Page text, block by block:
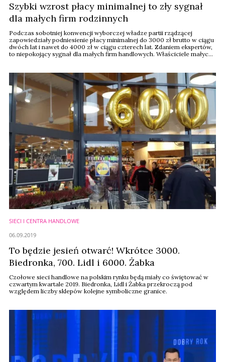
Szybki wzrost płacy minimalnej to zły sygnał
dla małych firm rodzinnych
Podczas sobotniej konwencji wyborczej władze partii rządzącej
zapowiedziały podniesienie płacy minimalnej do 3000 zł brutto w ciągu
dwóch lat i nawet do 4000 zł w ciągu czterech lat. Zdaniem ekspertów,
to niepokojący sygnał dla małych firm handlowych. Właściciele małych i
SIECI I CENTRA HANDLOWE
To będzie jesień otwarć! Wkrótce 3000.
Biedronka, 700. Lidl i 6000. Żabka
Czołowe sieci handlowe na polskim rynku będą miały co świętować w
czwartym kwartale 2019. Biedronka, Lidl i Żabka przekroczą pod
względem liczby sklepów kolejne symboliczne granice.
06.09.2019